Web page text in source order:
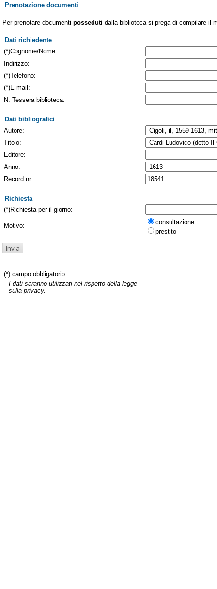
Prenotazione documenti
Per prenotare documenti posseduti dalla biblioteca si prega di compilare il
Dati richiedente
(*)Cognome/Nome:
Indirizzo:
(*)Telefono:
(*)E-mail:
N. Tessera biblioteca:
Dati bibliografici
Autore:
Titolo:
Editore:
Anno:
Record nr.
Richiesta
(*)Richiesta per il giorno:
Motivo:
consultazione
prestito
(*) campo obbligatorio
I dati saranno utilizzati nel rispetto della legge
sulla privacy.